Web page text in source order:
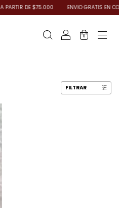
PARTIR DE $75.000 ENVIO GRATIS EN
0
FILTRAR